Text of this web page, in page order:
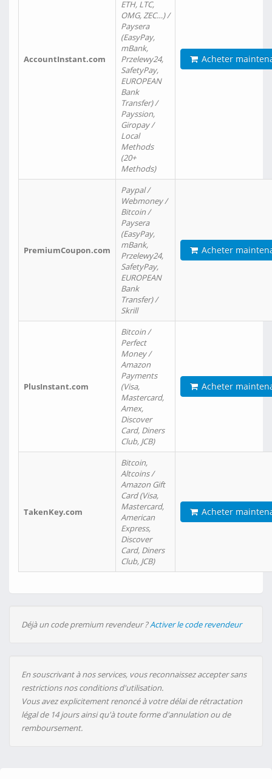
AccountInstant.com
ETH, LTC,
OMG, ZEC…) /
Paysera
(EasyPay,
mBank,
Przelewy24,
SafetyPay,
EUROPEAN
Bank
Transfer) /
Payssion,
Giropay /
Local
Methods
(20+
Methods)
Acheter
PremiumCoupon.com
Paypal /
Webmoney /
Bitcoin /
Paysera
(EasyPay,
mBank,
Przelewy24,
SafetyPay,
EUROPEAN
Bank
Transfer) /
Skrill
Acheter
PlusInstant.com
Bitcoin /
Perfect
Money /
Amazon
Payments
(Visa,
Mastercard,
Amex,
Discover
Card, Diners
Club, JCB)
Acheter
TakenKey.com
Bitcoin,
Altcoins /
Amazon Gift
Card (Visa,
Mastercard,
American
Express,
Discover
Card, Diners
Club, JCB)
Acheter
Déjà un code premium revendeur ?Activer le code revendeur
En souscrivant à nos services, vous reconnaissez accepter sans
restrictions nos conditions d'utilisation.
Vous avez explicitement renoncé à votre délai de rétractation
légal de 14 jours ainsi qu'à toute forme d'annulation ou de
remboursement.